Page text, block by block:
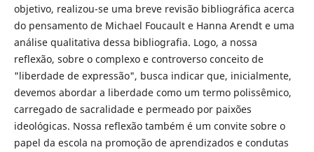
objetivo, realizou-se uma breve revisão bibliográfica acerca
do pensamento de Michael Foucault e Hanna Arendt e uma
análise qualitativa dessa bibliografia. Logo, a nossa
reflexão, sobre o complexo e controverso conceito de
"liberdade de expressão", busca indicar que, inicialmente,
devemos abordar a liberdade como um termo polissêmico,
carregado de sacralidade e permeado por paixões
ideológicas. Nossa reflexão também é um convite sobre o
papel da escola na promoção de aprendizados e condutas